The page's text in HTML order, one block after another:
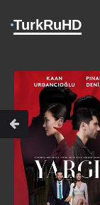
TurkRuHD